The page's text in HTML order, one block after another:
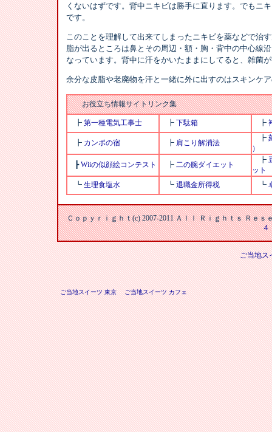
くないはずです。背中ニキビは勝手に直ります。でもニ
です。
このことを理解して出来てしまったニキビを薬などで治
脂が出るところは鼻とその周辺・額・胸・背中の中心線
なっています。背中に汗をかいたままにしてると、雑菌
余分な皮脂や老廃物を汗と一緒に外に出すのはスキンケ
お役立ち情報サイトリンク集
┣ 第一種電気工事士 ┣ 下駄箱 ┣
┣ カンポの宿 ┣ 肩こり解消法
┣
）
┣Wiiの似顔絵コンテスト ┣ 二の腕ダイエット
┣
ット
┗ 生理食塩水 ┗ 退職金所得税 ┗
Ｃｏｐｙｒｉｇｈｔ(c) 2007-2011 Ａｌｌ Ｒｉｇｈｔｓ Ｒｅ
４
ご当地ス
ご当地スイーツ 東京 ご当地スイーツ カフェ